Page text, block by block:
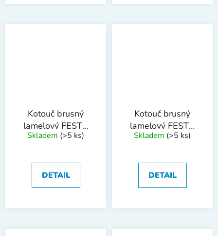
Kotouč brusný
lamelový FESTA
125 P100
Skladem (>5 ks)
DETAIL
Kotouč brusný
lamelový FESTA
150 P40
Skladem (>5 ks)
DETAIL